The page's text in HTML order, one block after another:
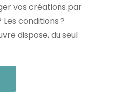
vos créations par
Les conditions ?
dispose, du seul